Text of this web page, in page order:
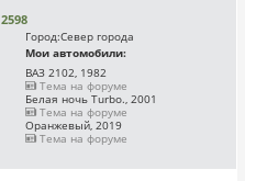
2598
Город:Север города
Мои автомобили:
ВАЗ 2102, 1982
Тема на форуме
Белая ночь Turbo., 2001
Тема на форуме
Оранжевый, 2019
Тема на форуме